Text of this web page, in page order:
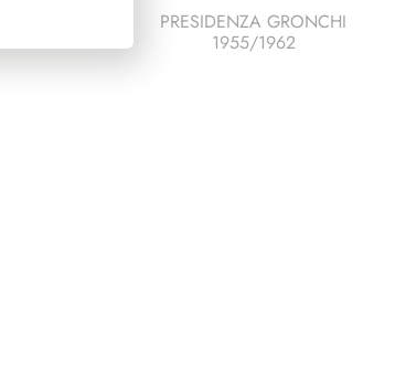
PRESIDENZA GRONCHI
1955/1962